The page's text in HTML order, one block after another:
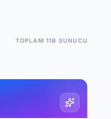
TOPLAM 118 SUNUCU